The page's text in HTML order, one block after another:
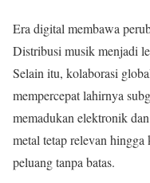
Era digital membawa
Distribusi musik menjadi
Selain itu, kolaborasi
mempercepat lahirnya
memadukan elektronik
metal tetap relevan
peluang tanpa batas.